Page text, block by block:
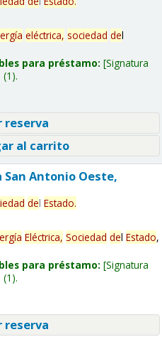
eléctrica, sociedad del
para préstamo: Signatura
(1).
reserva
al carrito
Antonio Oeste,
del Estado.
Eléctrica, Sociedad del Estado,
para préstamo: Signatura
(1).
reserva